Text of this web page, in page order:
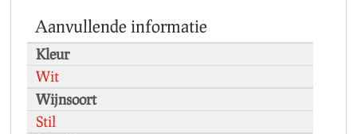
Aanvullende informatie
Kleur
Wit
Wijnsoort
Stil